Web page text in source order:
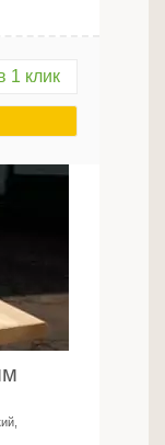
1 клик